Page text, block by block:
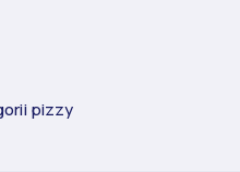
pizzy